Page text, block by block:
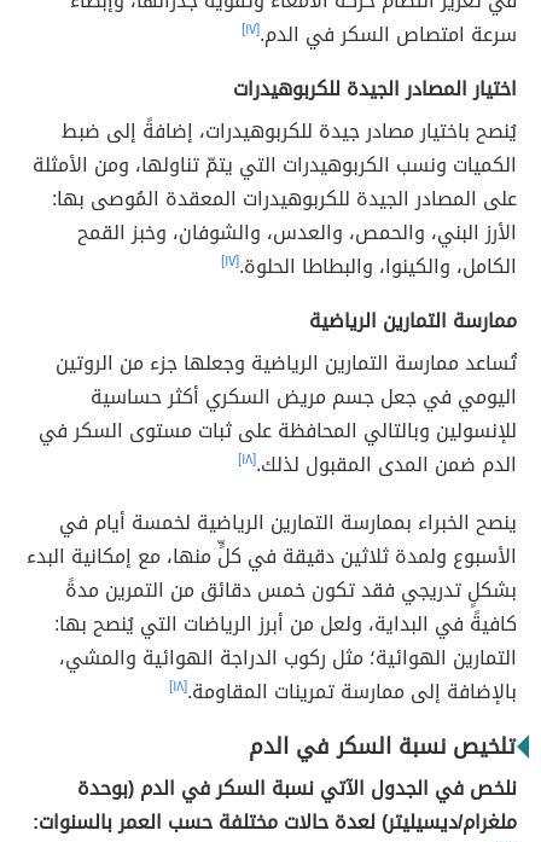
سرعة امتصاص السكر في الدم.[١٧]
اختيار المصادر الجيدة للكربوهيدرات
يُنصح باختيار مصادر جيدة للكربوهيدرات، إضافةً إلى ضبط
الكميات ونسب الكربوهيدرات التي يتمّ تناولها، ومن الأمثلة
على المصادر الجيدة للكربوهيدرات المعقدة المُوصى بها:
الأرز البني، والحمص، والعدس، والشوفان، وخبز القمح
الكامل، والكينوا، والبطاطا الحلوة.[١٧]
ممارسة التمارين الرياضية
تُساعد ممارسة التمارين الرياضية وجعلها جزء من الروتين
اليومي في جعل جسم مريض السكري أكثر حساسية
للإنسولين وبالتالي المحافظة على ثبات مستوى السكر في
الدم ضمن المدى المقبول لذلك.[١٨]
ينصح الخبراء بممارسة التمارين الرياضية لخمسة أيام في
الأسبوع ولمدة ثلاثين دقيقة في كلٍّ منها، مع إمكانية البدء
بشكلٍ تدريجي فقد تكون خمس دقائق من التمرين مدةً
كافيةً في البداية، ولعل من أبرز الرياضات التي يُنصح بها:
التمارين الهوائية؛ مثل ركوب الدراجة الهوائية والمشي،
بالإضافة إلى ممارسة تمرينات المقاومة.[١٨]
تلخيص نسبة السكر في الدم
نلخص في الجدول الآتي نسبة السكر في الدم (بوحدة
ملغرام/ديسيليتر) لعدة حالات مختلفة حسب العمر بالسنوات: